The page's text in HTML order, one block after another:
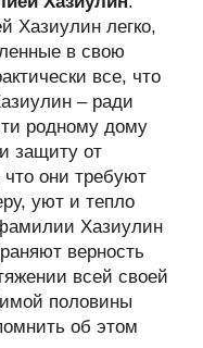
Хазиулин легко,
в свою
все, что
– ради
родному дому
защиту от
они требуют
уют и тепло
Хазиулин
верность
всей своей
половины
об этом